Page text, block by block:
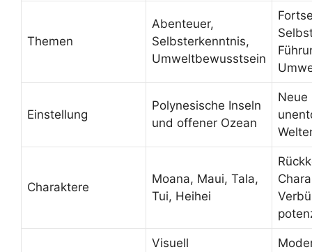
Themen
Abenteuer,
Selbsterkenntnis,
Umweltbewusstsein
Einstellung
Polynesische Inseln
und offener Ozean
Neue
Charaktere
Moana, Maui, Tala,
Tui, Heihei
Visuell